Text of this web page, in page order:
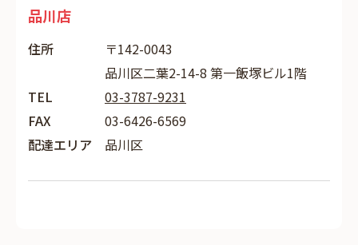
品川店
住所
〒142-0043
品川区二葉2-14-8 第一飯塚ビル1階
TEL
03-3787-9231
FAX
03-6426-6569
配達エリア
品川区